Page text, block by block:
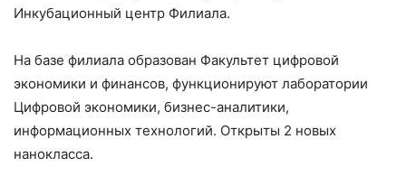
Инкубационный центр Филиала.
На базе филиала образован Факультет цифровой
экономики и финансов, функционируют лаборатории
Цифровой экономики, бизнес-аналитики,
информационных технологий. Открыты 2 новых
нанокласса.